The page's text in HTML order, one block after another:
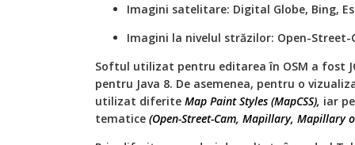
Imagini satelitare: Digital Globe, Bing,
Imagini la nivelul străzilor: Open-Street-
Softul utilizat pentru editarea în OSM a fost
pentru Java 8. De asemenea, pentru o
utilizat diferite Map Paint Styles (MapCSS), iar
tematice (Open-Street-Cam, Mapillary, Mapillary